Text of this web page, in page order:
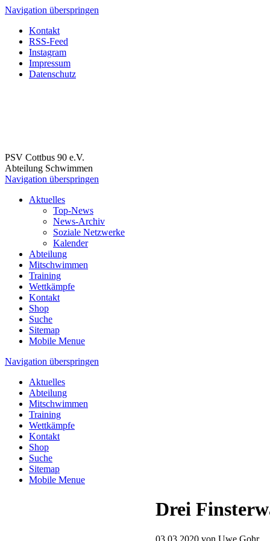
Navigation überspringen
Kontakt
RSS-Feed
Instagram
Impressum
Datenschutz
PSV Cottbus 90 e.V.
Abteilung Schwimmen
Navigation überspringen
Aktuelles
Top-News
News-Archiv
Soziale Netzwerke
Kalender
Abteilung
Mitschwimmen
Training
Wettkämpfe
Kontakt
Shop
Suche
Sitemap
Mobile Menue
Navigation überspringen
Aktuelles
Abteilung
Mitschwimmen
Training
Wettkämpfe
Kontakt
Shop
Suche
Sitemap
Mobile Menue
Drei
03.03.2020 von Uwe Gohr